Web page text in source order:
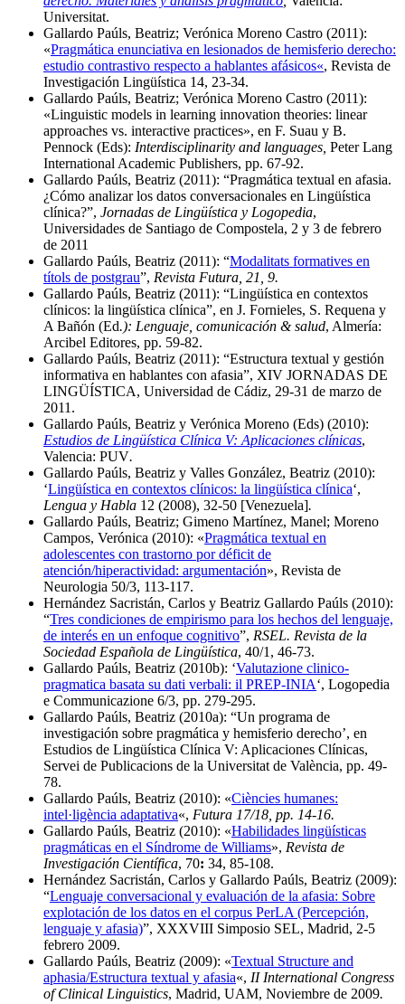
Universitat.
Gallardo Paúls, Beatriz; Verónica Moreno Castro (2011):
«Pragmática enunciativa en lesionados de hemisferio derecho:
estudio contrastivo respecto a hablantes afásicos«, Revista de
Investigación Lingüística 14, 23-34.
Gallardo Paúls, Beatriz; Verónica Moreno Castro (2011):
«Linguistic models in learning innovation theories: linear
approaches vs. interactive practices», en F. Suau y B.
Pennock (Eds): Interdisciplinarity and languages, Peter Lang
International Academic Publishers, pp. 67-92.
Gallardo Paúls, Beatriz (2011): “Pragmática textual en afasia.
¿Cómo analizar los datos conversacionales en Lingüística
clínica?”, Jornadas de Lingüística y Logopedia,
Universidades de Santiago de Compostela, 2 y 3 de febrero
de 2011
Gallardo Paúls, Beatriz (2011): “Modalitats formatives en
títols de postgrau”, Revista Futura, 21, 9.
Gallardo Paúls, Beatriz (2011): “Lingüística en contextos
clínicos: la lingüística clínica”, en J. Fornieles, S. Requena y
A Bañón (Ed.): Lenguaje, comunicación & salud, Almería:
Arcibel Editores, pp. 59-82.
Gallardo Paúls, Beatriz (2011): “Estructura textual y gestión
informativa en hablantes con afasia”, XIV JORNADAS DE
LINGÜÍSTICA, Universidad de Cádiz, 29-31 de marzo de
2011.
Gallardo Paúls, Beatriz y Verónica Moreno (Eds) (2010):
Estudios de Lingüística Clínica V: Aplicaciones clínicas,
Valencia: PUV.
Gallardo Paúls, Beatriz y Valles González, Beatriz (2010):
‘Lingüística en contextos clínicos: la lingüística clínica‘,
Lengua y Habla 12 (2008), 32-50 [Venezuela].
Gallardo Paúls, Beatriz; Gimeno Martínez, Manel; Moreno
Campos, Verónica (2010): «Pragmática textual en
adolescentes con trastorno por déficit de
atención/hiperactividad: argumentación», Revista de
Neurologia 50/3, 113-117.
Hernández Sacristán, Carlos y Beatriz Gallardo Paúls (2010):
“Tres condiciones de empirismo para los hechos del lenguaje,
de interés en un enfoque cognitivo”, RSEL. Revista de la
Sociedad Española de Lingüística, 40/1, 46-73.
Gallardo Paúls, Beatriz (2010b): ‘Valutazione clinico-
pragmatica basata su dati verbali: il PREP-INIA‘, Logopedia
e Communicazione 6/3, pp. 279-295.
Gallardo Paúls, Beatriz (2010a): “Un programa de
investigación sobre pragmática y hemisferio derecho’, en
Estudios de Lingüística Clínica V: Aplicaciones Clínicas,
Servei de Publicacions de la Universitat de València, pp. 49-
78.
Gallardo Paúls, Beatriz (2010): «Ciències humanes:
intel·ligència adaptativa«, Futura 17/18, pp. 14-16.
Gallardo Paúls, Beatriz (2010): «Habilidades lingüísticas
pragmáticas en el Síndrome de Williams», Revista de
Investigación Científica, 70: 34, 85-108.
Hernández Sacristán, Carlos y Gallardo Paúls, Beatriz (2009):
“Lenguaje conversacional y evaluación de la afasia: Sobre
explotación de los datos en el corpus PerLA (Percepción,
lenguaje y afasia)”, XXXVIII Simposio SEL, Madrid, 2-5
febrero 2009.
Gallardo Paúls, Beatriz (2009): «Textual Structure and
aphasia/Estructura textual y afasia«, II International Congress
of Clinical Linguistics, Madrid, UAM, Noviembre de 2009.